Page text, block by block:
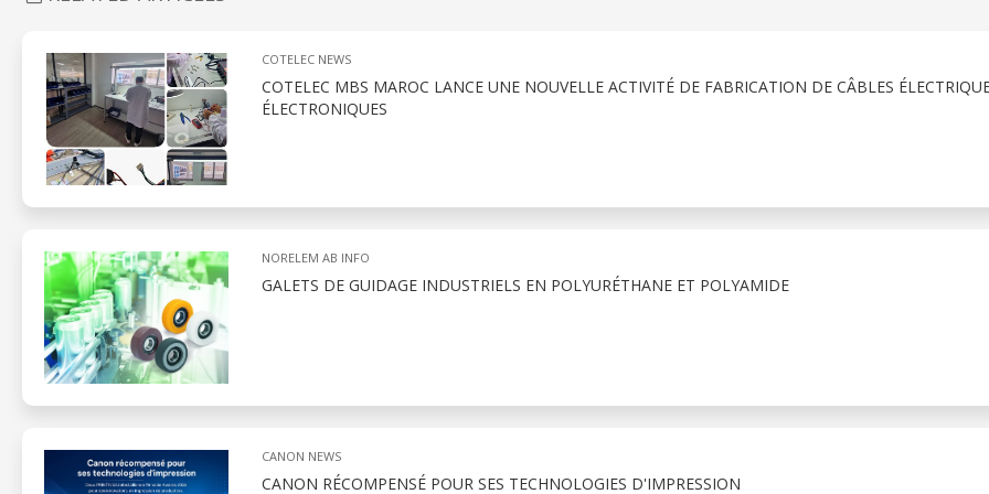
COTELEC NEWS
COTELEC MBS MAROC LANCE UNE NOUVELLE ACTIVITÉ DE FABRICATION DE CÂBLES
ÉLECTRONIQUES
NORELEM AB INFO
GALETS DE GUIDAGE INDUSTRIELS EN POLYURÉTHANE ET POLYAMIDE
CANON NEWS
CANON RÉCOMPENSÉ POUR SES TECHNOLOGIES D'IMPRESSION